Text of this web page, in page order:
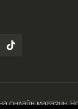
онлайн магазин